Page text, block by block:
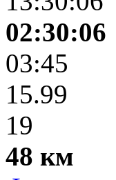
02:30:06
03:45
15.99
19
48 км